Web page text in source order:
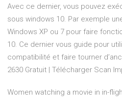
Avec ce dernier, vous pouvez
sous windows 10. Par exemple
Windows XP ou 7 pour faire
10. Ce dernier vous guide pour
compatibilité et faire tourner
2630 Gratuit | Télécharger Scan
Women watching a movie in in-